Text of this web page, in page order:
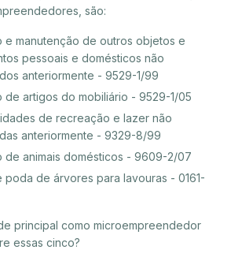
são:
e manutenção de outros objetos e
pessoais e domésticos não
anteriormente - 9529-1/99
de artigos do mobiliário - 9529-1/05
de recreação e lazer não
anteriormente - 9329-8/99
de animais domésticos - 9609-2/07
poda de árvores para lavouras - 0161-
principal como microempreendedor
essas cinco?